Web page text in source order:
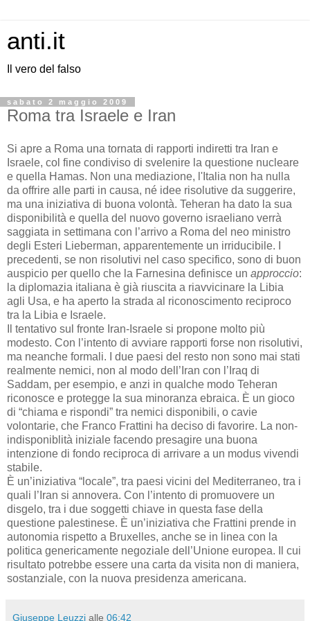
anti.it
Il vero del falso
sabato 2 maggio 2009
Roma tra Israele e Iran
Si apre a Roma una tornata di rapporti indiretti tra Iran e
Israele, col fine condiviso di svelenire la questione nucleare
e quella Hamas. Non una mediazione, l'Italia non ha nulla
da offrire alle parti in causa, né idee risolutive da suggerire,
ma una iniziativa di buona volontà. Teheran ha dato la sua
disponibilità e quella del nuovo governo israeliano verrà
saggiata in settimana con l’arrivo a Roma del neo ministro
degli Esteri Lieberman, apparentemente un irriducibile. I
precedenti, se non risolutivi nel caso specifico, sono di buon
auspicio per quello che la Farnesina definisce un approccio:
la diplomazia italiana è già riuscita a riavvicinare la Libia
agli Usa, e ha aperto la strada al riconoscimento reciproco
tra la Libia e Israele.
Il tentativo sul fronte Iran-Israele si propone molto più
modesto. Con l’intento di avviare rapporti forse non risolutivi,
ma neanche formali. I due paesi del resto non sono mai stati
realmente nemici, non al modo dell’Iran con l’Iraq di
Saddam, per esempio, e anzi in qualche modo Teheran
riconosce e protegge la sua minoranza ebraica. È un gioco
di “chiama e rispondi” tra nemici disponibili, o cavie
volontarie, che Franco Frattini ha deciso di favorire. La non-
indisponiblità iniziale facendo presagire una buona
intenzione di fondo reciproca di arrivare a un modus vivendi
stabile.
È un’iniziativa “locale”, tra paesi vicini del Mediterraneo, tra i
quali l’Iran si annovera. Con l’intento di promuovere un
disgelo, tra i due soggetti chiave in questa fase della
questione palestinese. È un’iniziativa che Frattini prende in
autonomia rispetto a Bruxelles, anche se in linea con la
politica genericamente negoziale dell’Unione europea. Il cui
risultato potrebbe essere una carta da visita non di maniera,
sostanziale, con la nuova presidenza americana.
Giuseppe Leuzzi alle 06:42